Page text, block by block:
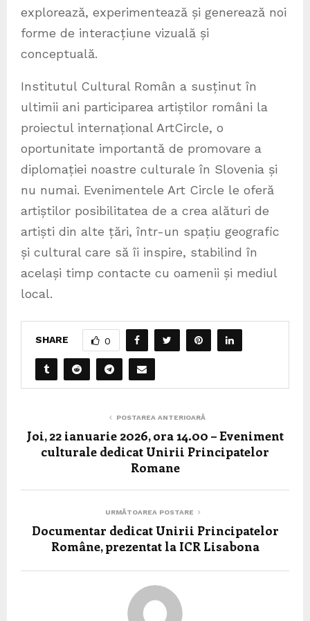
explorează, experimentează și generează noi
forme de interacțiune vizuală și
conceptuală.
Institutul Cultural Român a susținut în
ultimii ani participarea artiștilor români la
proiectul internațional ArtCircle, o
oportunitate importantă de promovare a
diplomației noastre culturale în Slovenia și
nu numai. Evenimentele Art Circle le oferă
artiștilor posibilitatea de a crea alături de
artiști din alte țări, într-un spațiu geografic
și cultural care să îi inspire, stabilind în
același timp contacte cu oamenii și mediul
local.
SHARE 0
POSTAREA ANTERIOARĂ
Joi, 22 ianuarie 2026, ora 14.00 – Eveniment
culturale dedicat Unirii Principatelor
Romane
URMĂTOAREA POSTARE
Documentar dedicat Unirii Principatelor
Române, prezentat la ICR Lisabona